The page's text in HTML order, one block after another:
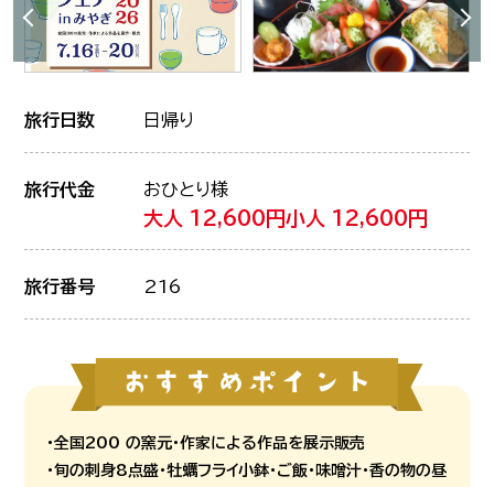
旅行日数 日帰り
旅行代金 おひとり様
大人 12,600円小人 12,600円
旅行番号 216
・全国200 の窯元・作家による作品を展示販売
・旬の刺身8点盛・牡蠣フライ小鉢・ご飯・味噌汁・香の物の昼